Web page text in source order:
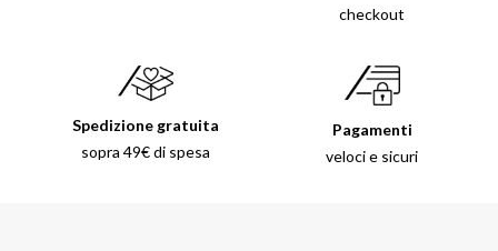
checkout
Spedizione gratuita
sopra 49€ di spesa
Pagamenti
veloci e sicuri